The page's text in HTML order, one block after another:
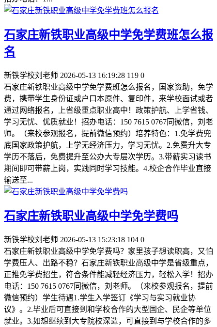
石家庄新铁职业高级中学免学费班怎么报
名
新铁学校刘老师 2026-05-13 16:19:28 119 0
石家庄新铁职业高级中学免学费班怎么报名，国家资助，免学
费，携带学生身份证或户口本原件、复印件，来学校面试或者
通过网络报名，上省级重点职业高中！政策护航、上学省钱、
学习无忧、优质就业！招办电话：150 7615 0767同微信，刘老
师。（来校参观报名，提前微信预约）培养特色：1.免学费兜
底国家政策护航，上学无经济压力，学习无忧。2.免费升大专
学历不落后，免费提升至公办大专层次学历。3.带薪实习读书
期间即可带薪上岗，实践同时学习技能。4.校企合作毕业直接
输送至...
石家庄新铁职业高级中学免学费吗
新铁学校刘老师 2026-05-13 15:23:18 104 0
石家庄新铁职业高级中学免学费吗？家里孩子想读职高，又怕
学费压人、出路不稳？石家庄新铁职业高级中学是省级重点，
正推免学费招生，符合条件能减轻经济压力，轻松入学！招办
电话：150 7615 0767同微信，刘老师。（来校参观报名，提前
微信预约）学生待遇1.学生入学签订《学习与实习就业协
议》。2.毕业后可直接到和学校合作的大型国企、民企等单位
就业。3.如想继续到大专院校深造，可直接到与学校合作的多